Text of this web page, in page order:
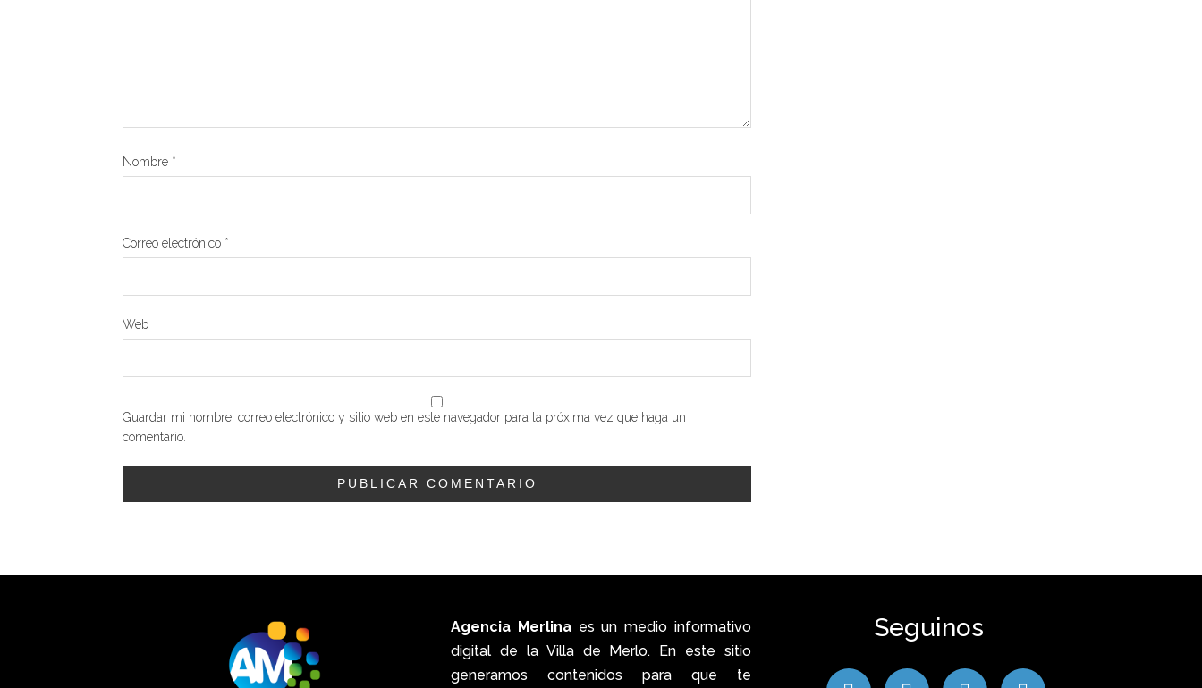
Nombre *
Correo electrónico *
Web
Guardar mi nombre, correo electrónico y sitio web en este navegador para la próxima vez que haga un
comentario.
Agencia Merlinaes un medio informativo
digital de la Villa de Merlo. En este sitio
generamos contenidos para que te
Seguinos